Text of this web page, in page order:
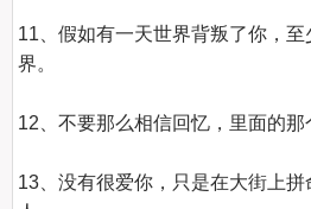
11、假如有一天世界背叛了你，
界。
12、不要那么相信回忆，里面的那
13、没有很爱你，只是在大街上